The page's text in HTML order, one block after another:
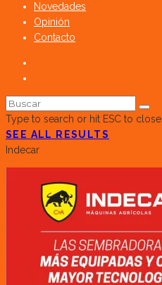
Novedades
Opinión
Contacto
Type to search or hit ESC to close
SEE ALL RESULTS
Indecar